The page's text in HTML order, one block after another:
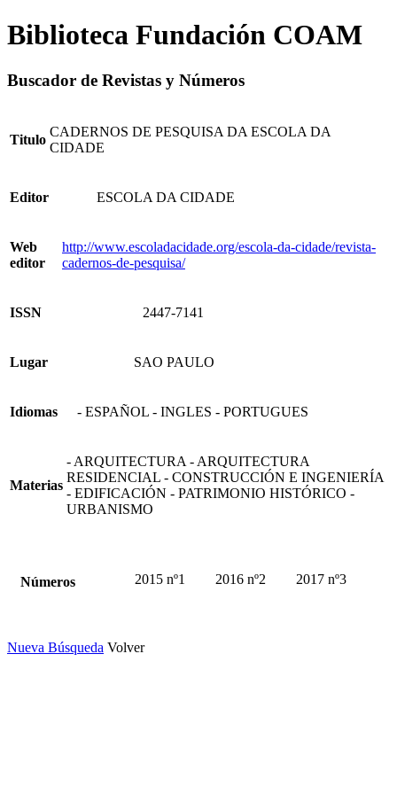
Biblioteca Fundación COAM
Buscador de Revistas y Números
Titulo
CADERNOS DE PESQUISA DA ESCOLA DA
CIDADE
Editor ESCOLA DA CIDADE
Web
editor
http://www.escoladacidade.org/escola-da-cidade/revista-
cadernos-de-pesquisa/
ISSN 2447-7141
Lugar SAO PAULO
Idiomas - ESPAÑOL - INGLES - PORTUGUES
Materias
- ARQUITECTURA - ARQUITECTURA
RESIDENCIAL - CONSTRUCCIÓN E INGENIERÍA
- EDIFICACIÓN - PATRIMONIO HISTÓRICO -
URBANISMO
Números 2015 nº1 2016 nº2 2017 nº3
Nueva Búsqueda Volver